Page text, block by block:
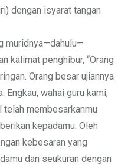
dengan isyarat tangan
muridnya—dahulu—
kalimat penghibur, “Orang
Orang besar ujiannya
Engkau, wahai guru kami,
telah membesarkanmu
kepadamu. Oleh
kebesaran yang
dan seukuran dengan